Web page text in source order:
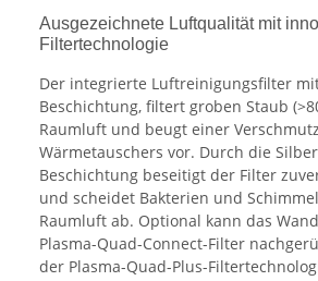
Ausgezeichnete Luftqualität mit
Filtertechnologie
Der integrierte Luftreinigungsfilter
Beschichtung, filtert groben Staub
Raumluft und beugt einer
Wärmetauschers vor. Durch die
Beschichtung beseitigt der Filter
und scheidet Bakterien und
Raumluft ab. Optional kann das
Plasma-Quad-Connect-Filter
der Plasma-Quad-Plus-